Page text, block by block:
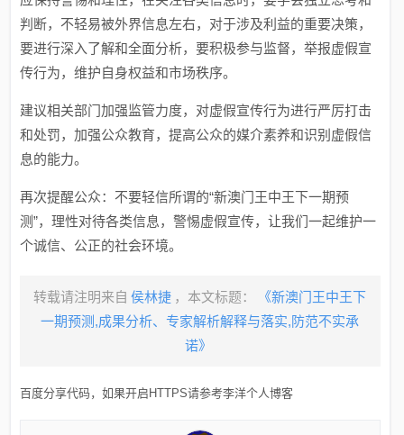
判断，不轻易被外界信息左右，对于涉及利益的重要决策，
要进行深入了解和全面分析，要积极参与监督，举报虚假宣
传行为，维护自身权益和市场秩序。
建议相关部门加强监管力度，对虚假宣传行为进行严厉打击
和处罚，加强公众教育，提高公众的媒介素养和识别虚假信
息的能力。
再次提醒公众：不要轻信所谓的“新澳门王中王下一期预
测”，理性对待各类信息，警惕虚假宣传，让我们一起维护一
个诚信、公正的社会环境。
转载请注明来自 侯林捷 ，本文标题：
《新澳门王中王下
一期预测,成果分析、专家解析解释与落实,防范不实承
诺》
百度分享代码，如果开启HTTPS请参考李洋个人博客